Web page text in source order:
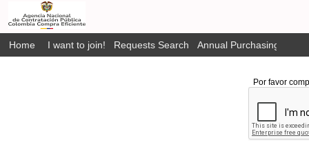
Home I want to join! Requests Search Annual Purchasing Plan
Por favor